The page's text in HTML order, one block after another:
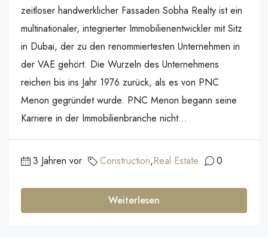
zeitloser handwerklicher Fassaden Sobha Realty ist ein
multinationaler, integrierter Immobilienentwickler mit Sitz
in Dubai, der zu den renommiertesten Unternehmen in
der VAE gehört. Die Wurzeln des Unternehmens
reichen bis ins Jahr 1976 zurück, als es von PNC
Menon gegründet wurde. PNC Menon begann seine
Karriere in der Immobilienbranche nicht...
3 Jahren vor Construction,Real Estate 0
Weiterlesen